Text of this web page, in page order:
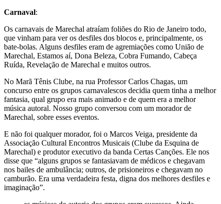
Carnaval:
Os carnavais de Marechal atraíam foliões do Rio de Janeiro todo,
que vinham para ver os desfiles dos blocos e, principalmente, os
bate-bolas. Alguns desfiles eram de agremiações como União de
Marechal, Estamos aí, Dona Beleza, Cobra Fumando, Cabeça
Ruída, Revelação de Marechal e muitos outros.
No Marã Tênis Clube, na rua Professor Carlos Chagas, um
concurso entre os grupos carnavalescos decidia quem tinha a melhor
fantasia, qual grupo era mais animado e de quem era a melhor
música autoral. Nosso grupo conversou com um morador de
Marechal, sobre esses eventos.
E não foi qualquer morador, foi o Marcos Veiga, presidente da
Associação Cultural Encontros Musicais (Clube da Esquina de
Marechal) e produtor executivo da banda Certas Canções. Ele nos
disse que “alguns grupos se fantasiavam de médicos e chegavam
nos bailes de ambulância; outros, de prisioneiros e chegavam no
camburão. Era uma verdadeira festa, digna dos melhores desfiles e
imaginação”.